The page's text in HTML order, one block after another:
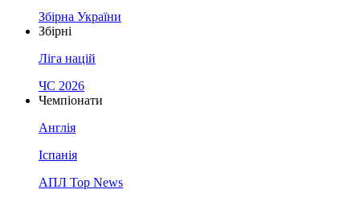
Збірна України
Збірні
Ліга націй
ЧС 2026
Чемпіонати
Англія
Іспанія
АПЛ Top News